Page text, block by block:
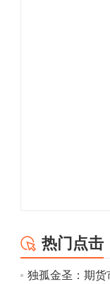
幅扩大至4.4%。
10:43
热门点击